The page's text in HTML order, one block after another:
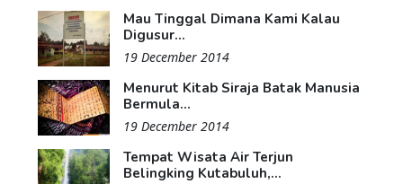
Mau Tinggal Dimana Kami Kalau
Digusur...
19 December 2014
Menurut Kitab Siraja Batak Manusia
Bermula...
19 December 2014
Tempat Wisata Air Terjun
Belingking Kutabuluh,...